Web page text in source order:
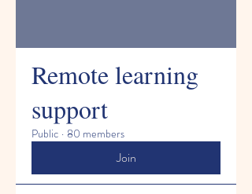
Remote learning
support
Public · 80 members
Join